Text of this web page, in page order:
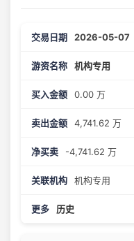
2026-05-07
机构专用
0.00 万
4,741.62 万
-4,741.62 万
机构专用
历史